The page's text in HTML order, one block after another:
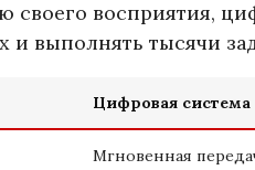
своего восприятия,
и выполнять тысячи
Цифровая система
Мгновенная